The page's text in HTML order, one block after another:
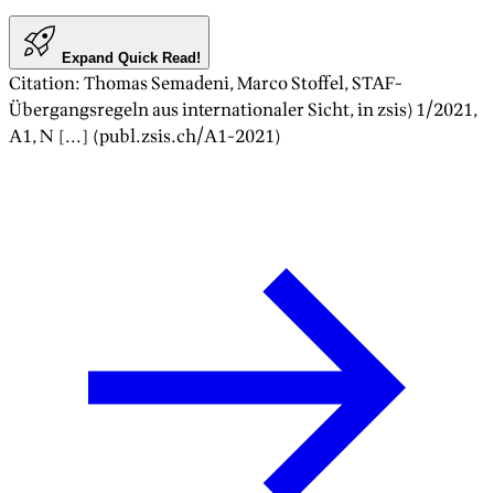
Expand Quick Read!
Citation:Thomas Semadeni, Marco Stoffel,STAF-
Übergangsregeln aus internationaler Sicht, in zsis) 1/2021,
A1, N [...] (publ.zsis.ch/A1-2021)